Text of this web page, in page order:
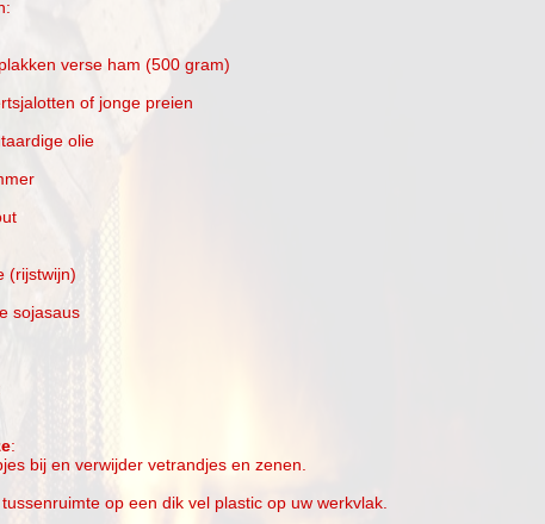
verse ham (500 gram)
of jonge preien
olie
(rijstwijn)
sojasaus
:
bij en verwijder vetrandjes en zenen.
op een dik vel plastic op uw werkvlak.